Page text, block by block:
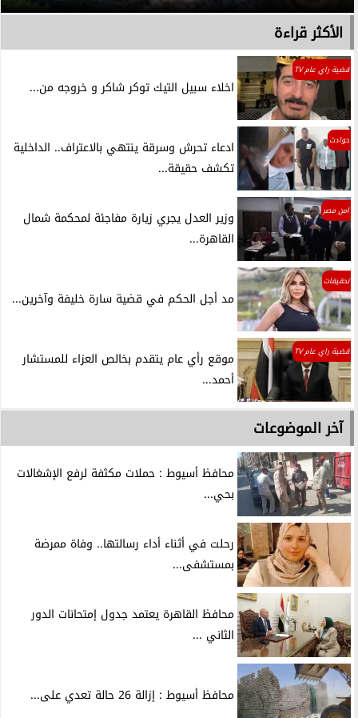
الأكثر قراءة
قضية راي عام TV
اخلاء سبيل التيك توكر شاكر و خروجه من...
حوادث
ادعاء تحرش وسرقة ينتهي بالاعتراف.. الداخلية
تكشف حقيقة...
امن مصر
وزير العدل يجري زيارة مفاجئة لمحكمة شمال
القاهرة...
تحقيقات
مد أجل الحكم في قضية سارة خليفة وآخرين...
قضية راي عام TV
موقع رأي عام يتقدم بخالص العزاء للمستشار
أحمد...
آخر الموضوعات
محافظ أسيوط : حملات مكثفة لرفع الإشغالات
بحي...
رحلت في أثناء أداء رسالتها.. وفاة ممرضة
بمستشفى...
محافظ القاهرة يعتمد جدول إمتحانات الدور
الثاني ...
محافظ أسيوط : إزالة 26 حالة تعدي على...